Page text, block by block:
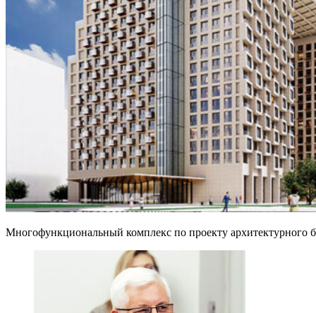
Многофункциональный комплекс по проекту архитектурного